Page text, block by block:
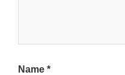
Name *